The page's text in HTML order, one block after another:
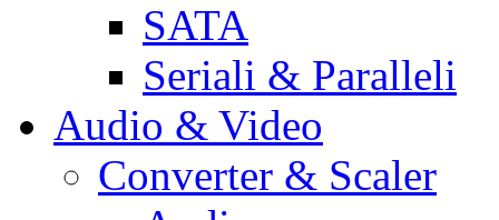
SATA
Seriali & Paralleli
Audio & Video
Converter & Scaler